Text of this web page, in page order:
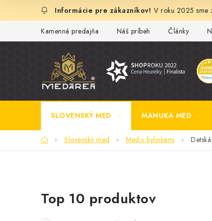
V roku 2025 sme
Kamenná predajňa Náš príbeh Články
SLOVENSKÝ MED MANUKA MED
DomovSlovenský med Med s bylinkami
o
Top 10 produktov